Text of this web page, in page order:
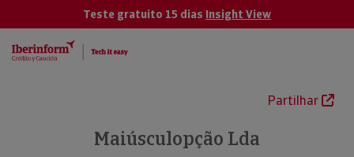
Teste gratuito 15 dias Insight View
Partilhar
Maiúsculopção Lda